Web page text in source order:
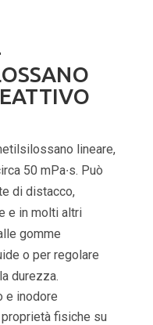
lineare,
50 mPa∙s. Può
di distacco,
e in molti altri
gomme
o per regolare
durezza.
e inodore
fisiche su